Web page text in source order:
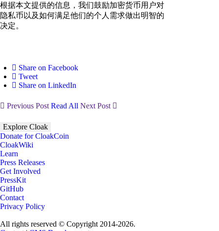
根据本文提供的信息，我们鼓励加密货币用户对
隐私币以及如何满足他们的个人需求做出明智的
决定。
Share on Facebook
Tweet
Share on LinkedIn
Previous Post Read All Next Post
Explore Cloak
Donate for CloakCoin
CloakWiki
Learn
Press Releases
Get Involved
PressKit
GitHub
Contact
Privacy Policy
All rights reserved © Copyright 2014-2026.